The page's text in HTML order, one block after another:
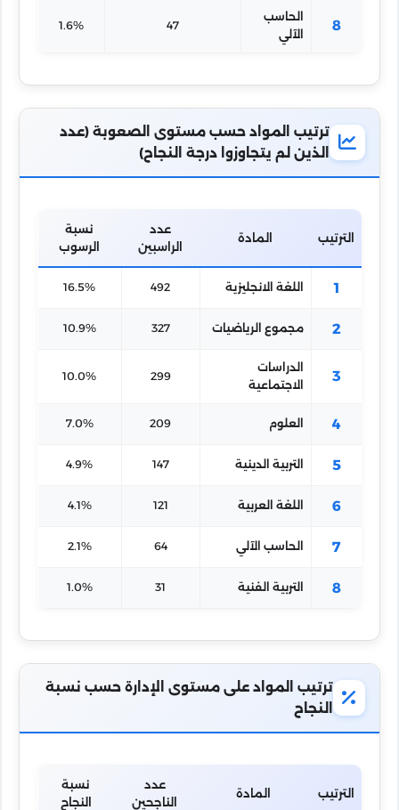
8
الحاسب
الآلي
47
1.6%
ترتيب المواد حسب مستوى الصعوبة (عدد
الذين لم يتجاوزوا درجة النجاح)
الترتيب المادة
عدد
الراسبين
نسبة
الرسوب
1 اللغة الانجليزية 492
16.5%
2 مجموع الرياضيات 327
10.9%
3
الدراسات
الاجتماعية
299
10.0%
4 العلوم 209
7.0%
5 التربية الدينية 147
4.9%
6 اللغة العربية 121
4.1%
7 الحاسب الآلي 64
2.1%
8 التربية الفنية 31
1.0%
ترتيب المواد على مستوى الإدارة حسب نسبة
النجاح
الترتيب المادة
عدد
الناجحين
نسبة
النجاح